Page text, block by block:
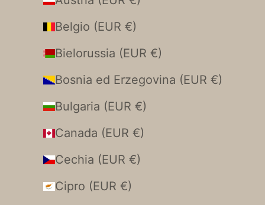
Belgio (EUR €)
Bielorussia (EUR €)
Bosnia ed Erzegovina (EUR €)
Bulgaria (EUR €)
Canada (EUR €)
Cechia (EUR €)
Cipro (EUR €)